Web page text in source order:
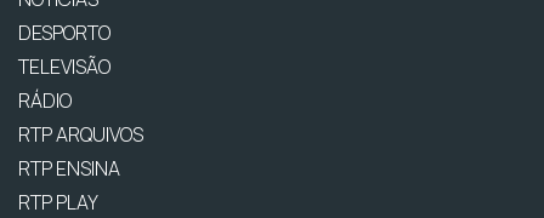
DESPORTO
TELEVISÃO
RÁDIO
RTP ARQUIVOS
RTP ENSINA
RTP PLAY